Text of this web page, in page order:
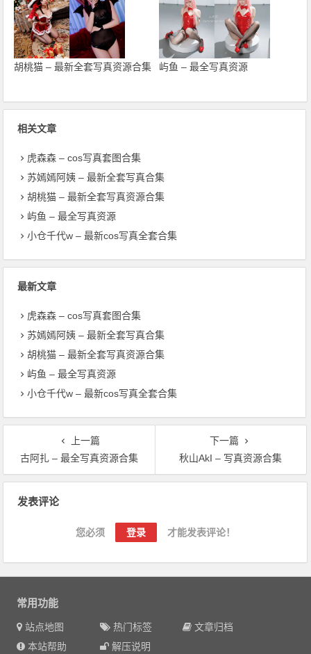
胡桃猫 – 最新全套写真资源合集 屿鱼 – 最全写真资源
相关文章
虎森森 – cos写真套图合集
苏嫣嫣阿姨 – 最新全套写真合集
胡桃猫 – 最新全套写真资源合集
屿鱼 – 最全写真资源
小仓千代w – 最新cos写真全套合集
最新文章
虎森森 – cos写真套图合集
苏嫣嫣阿姨 – 最新全套写真合集
胡桃猫 – 最新全套写真资源合集
屿鱼 – 最全写真资源
小仓千代w – 最新cos写真全套合集
上一篇
古阿扎 – 最全写真资源合集
下一篇
秋山AkI – 写真资源合集
发表评论
您必须 登录 才能发表评论！
常用功能
站点地图 热门标签
文章归档
本站帮助
解压说明